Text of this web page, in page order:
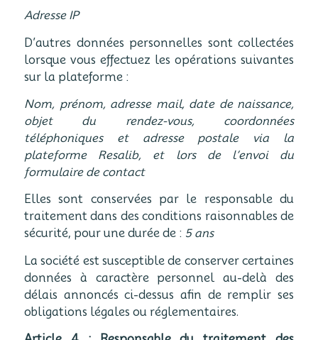
Adresse IP
D’autres données personnelles sont collectées
lorsque vous effectuez les opérations suivantes
sur la plateforme :
Nom, prénom, adresse mail, date de naissance,
objet du rendez-vous, coordonnées
téléphoniques et adresse postale via la
plateforme Resalib, et lors de l’envoi du
formulaire de contact
Elles sont conservées par le responsable du
traitement dans des conditions raisonnables de
sécurité, pour une durée de : 5 ans
La société est susceptible de conserver certaines
données à caractère personnel au-delà des
délais annoncés ci-dessus afin de remplir ses
obligations légales ou réglementaires.